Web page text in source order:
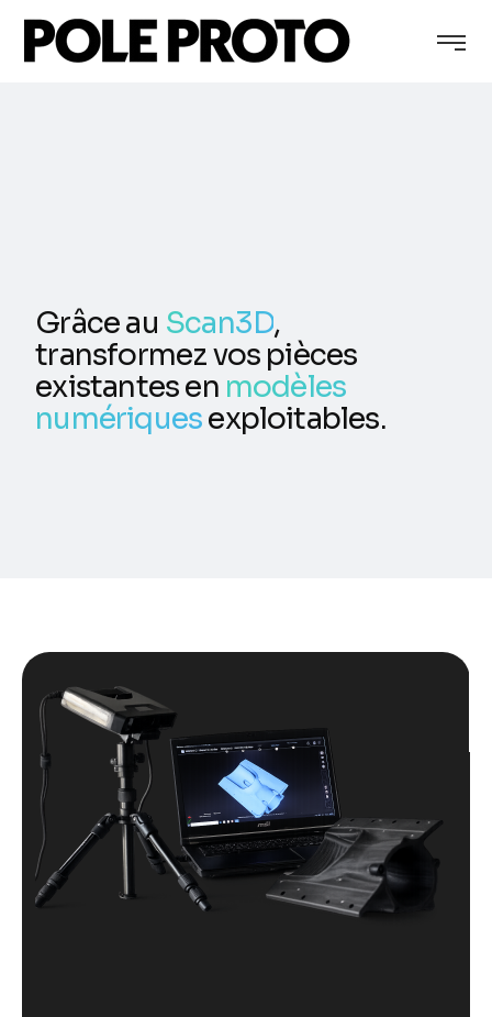
Grâce au Scan3D,
transformez vos pièces
existantes en modèles
numériquesexploitables.